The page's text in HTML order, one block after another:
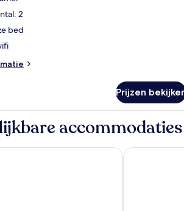
2
bed
Prijzen
accommodaties
& Suites Downtown Brickell - Port of
Eurostars